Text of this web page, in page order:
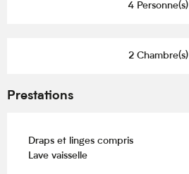
4 Personne(s)
2 Chambre(s)
Prestations
Draps et linges compris
Lave vaisselle